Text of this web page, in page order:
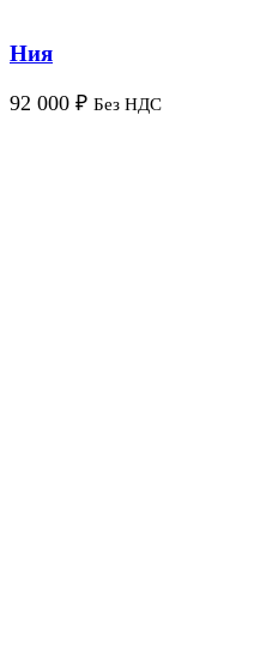
Ния
92 000 ₽ Без НДС